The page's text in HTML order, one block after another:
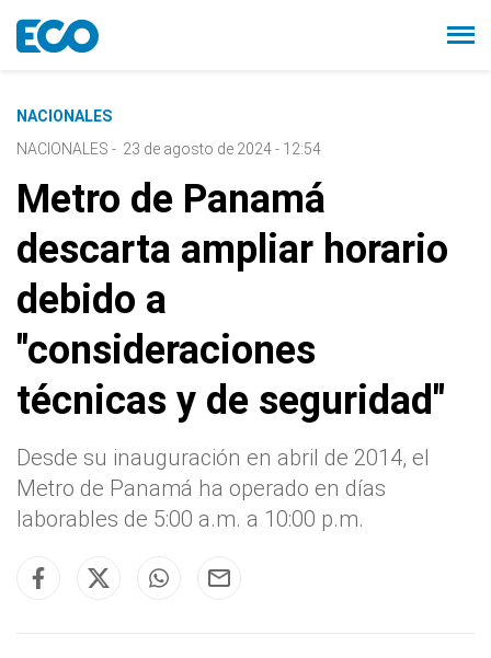
NACIONALES
NACIONALES - 23 de agosto de 2024 - 12:54
Metro de Panamá
descarta ampliar horario
debido a
"consideraciones
técnicas y de seguridad"
Desde su inauguración en abril de 2014, el
Metro de Panamá ha operado en días
laborables de 5:00 a.m. a 10:00 p.m.